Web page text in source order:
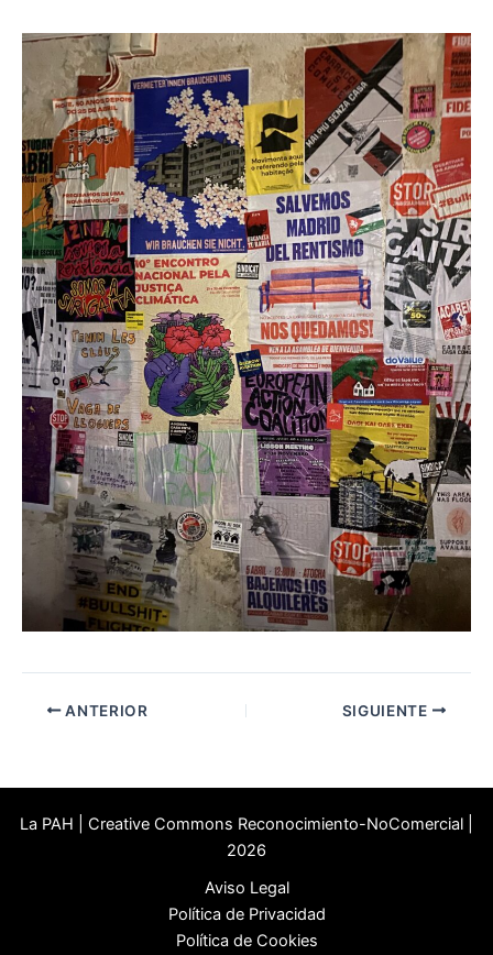
ANTERIOR SIGUIENTE
La PAH | Creative Commons Reconocimiento-NoComercial |
2026
Aviso Legal
Política de Privacidad
Política de Cookies